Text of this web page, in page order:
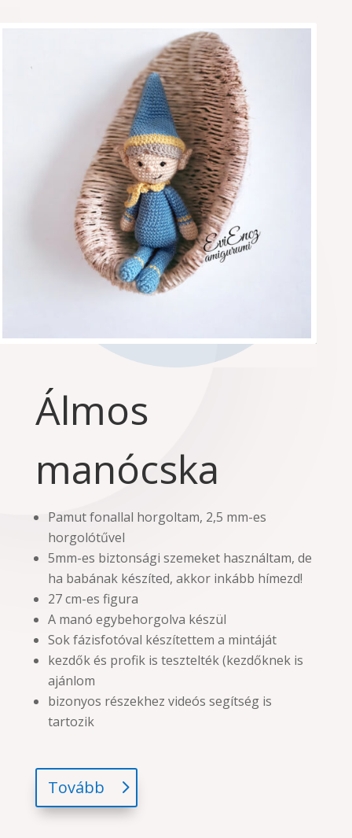
Álmos
manócska
Pamut fonallal horgoltam, 2,5 mm-es
horgolótűvel
5mm-es biztonsági szemeket használtam, de
ha babának készíted, akkor inkább hímezd!
27 cm-es figura
A manó egybehorgolva készül
Sok fázisfotóval készítettem a mintáját
kezdők és profik is tesztelték (kezdőknek is
ajánlom
bizonyos részekhez videós segítség is
tartozik
Tovább